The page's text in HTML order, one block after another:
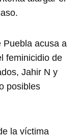
Puebla acusa a
feminicidio de
Jahir N y
posibles
la víctima